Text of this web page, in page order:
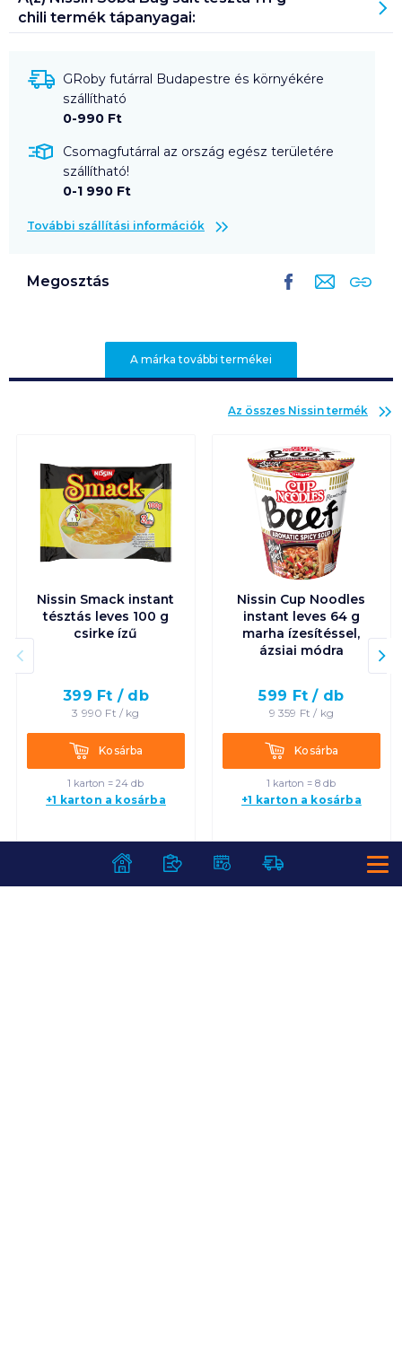
chili termék tápanyagai:
GRoby futárral Budapestre és környékére
szállítható
0-990 Ft
Csomagfutárral az ország egész területére
szállítható!
0-1 990 Ft
További szállítási információk
Megosztás
A márka további termékei
Az összes Nissin termék
Nissin Smack instant
tésztás leves 100 g
csirke ízű
399 Ft / db
3 990 Ft / kg
KosárbaKosárba
1 karton = 24 db
+1 karton a kosárba
Nissin Cup Noodles
instant leves 64 g
marha ízesítéssel,
ázsiai módra
599 Ft / db
9 359 Ft / kg
KosárbaKosárba
1 karton = 8 db
+1 karton a kosárba